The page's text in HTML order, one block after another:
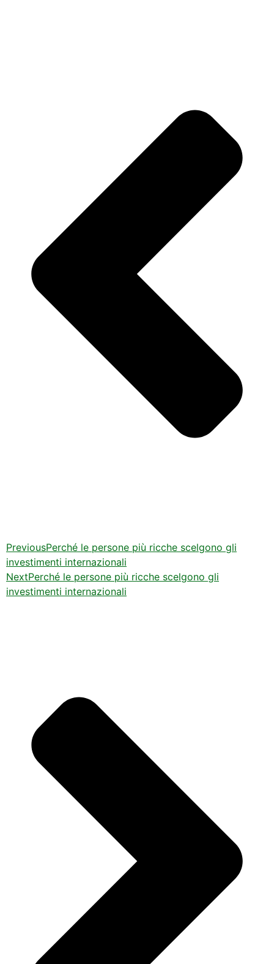
PreviousPerché le persone più ricche scelgono gli
investimenti internazionali
NextPerché le persone più ricche scelgono gli
investimenti internazionali